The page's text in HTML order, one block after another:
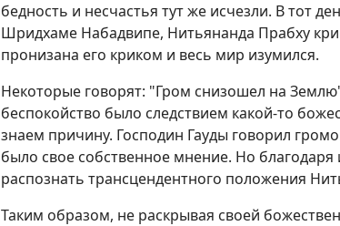
бедность и несчастья тут же исчезли. В тот
Шридхаме Набадвипе, Нитьянанда Прабху
пронизана его криком и весь мир изумился.
Некоторые говорят: "Гром снизошел на
беспокойство было следствием какой-то
знаем причину. Господин Гауды говорил
было свое собственное мнение. Но
распознать трансцендентного положения
Таким образом, не раскрывая своей